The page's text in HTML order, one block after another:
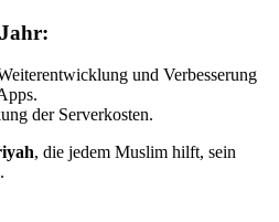
und Verbesserung
der Serverkosten.
, die jedem Muslim hilft, sein